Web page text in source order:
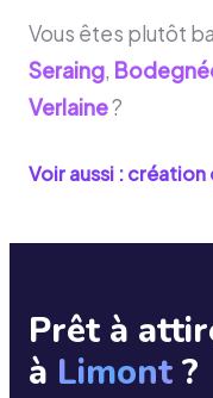
Vous êtes plutôt
Seraing,
Verlaine?
Voir aussi :
Prêt à
à Limont ?